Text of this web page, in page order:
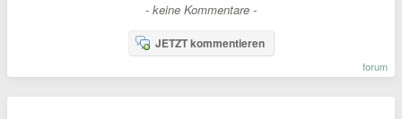
- keine Kommentare -
JETZT kommentieren
forum